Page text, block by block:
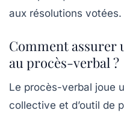
aux résolutions votées.
Comment assurer
au procès-verbal ?
Le procès-verbal joue
collective et d’outil de